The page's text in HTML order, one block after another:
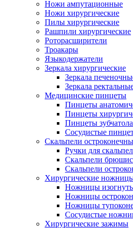
Ножи ампутационные
Ножи хирургические
Пилы хирургические
Рашпили хирургические
Роторасширители
Троакары
Языкодержатели
Зеркала хирургические
Зеркала
Зеркала
Медицинские пинцеты
Пинцеты
Пинцеты
Пинцеты
Сосудистые
Скальпели
Ручки для
Скальпели
Скальпели
Хирургические
Ножницы
Ножницы
Ножницы
Сосудистые
Хирургические зажимы